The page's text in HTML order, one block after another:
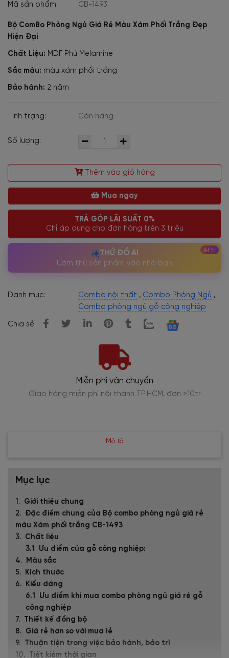
Mã sản phẩm: CB-1493
Bộ ComBo Phòng Ngủ Giá Rẻ Màu Xám Phối Trắng Đẹp
Hiện Đại
Chất Liệu: MDF Phủ Melamine
Sắc màu: màu xám phối trắng
Bảo hành: 2 năm
Tình trạng: Còn hàng
Số lượng:
Thêm vào giỏ hàng
Mua ngay
TRẢ GÓP LÃI SUẤT 0%
Chỉ áp dụng cho đơn hàng trên 3 triệu
THỬ ĐỒ AI
Ướm thử sản phẩm vào nhà bạn
Danh mục: Combo nội thất , Combo Phòng Ngủ ,
Combo phòng ngủ gỗ công nghiệp
Chia sẻ:
Trả góp 0%
Phân kỳ thanh toán 0% lãi suất, thủ tục đơn giản
Mô tả
Mục lục
Giới thiệu chung
Đặc điểm chung của Bộ combo phòng ngủ giá rẻ
màu Xám phối trắng CB-1493
Chất liệu
Ưu điểm của gỗ công nghiệp:
Màu sắc
Kích thước
Kiểu dáng
Ưu điểm khi mua combo phòng ngủ giá rẻ gỗ
công nghiệp
Thiết kế đồng bộ
Giá rẻ hơn so với mua lẻ
Thuận tiện trong việc bảo hành, bảo trì
Tiết kiệm thời gian